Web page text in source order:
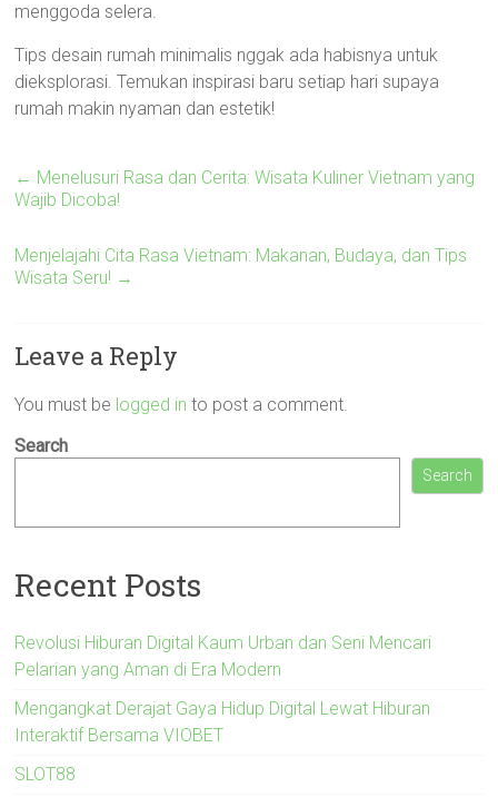
menggoda selera.
Tips desain rumah minimalis nggak ada habisnya untuk
dieksplorasi. Temukan inspirasi baru setiap hari supaya
rumah makin nyaman dan estetik!
← Menelusuri Rasa dan Cerita: Wisata Kuliner Vietnam yang
Wajib Dicoba!
Menjelajahi Cita Rasa Vietnam: Makanan, Budaya, dan Tips
Wisata Seru! →
Leave a Reply
You must be logged in to post a comment.
Search
Search
Recent Posts
Revolusi Hiburan Digital Kaum Urban dan Seni Mencari
Pelarian yang Aman di Era Modern
Mengangkat Derajat Gaya Hidup Digital Lewat Hiburan
Interaktif Bersama VIOBET
SLOT88